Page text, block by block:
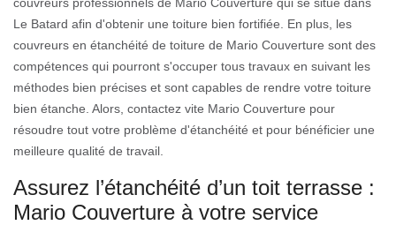
Le Batard afin d'obtenir une toiture bien fortifiée. En plus, les
couvreurs en étanchéité de toiture de Mario Couverture sont des
compétences qui pourront s'occuper tous travaux en suivant les
méthodes bien précises et sont capables de rendre votre toiture
bien étanche. Alors, contactez vite Mario Couverture pour
résoudre tout votre problème d'étanchéité et pour bénéficier une
meilleure qualité de travail.
Assurez l’étanchéité d’un toit terrasse :
Mario Couverture à votre service